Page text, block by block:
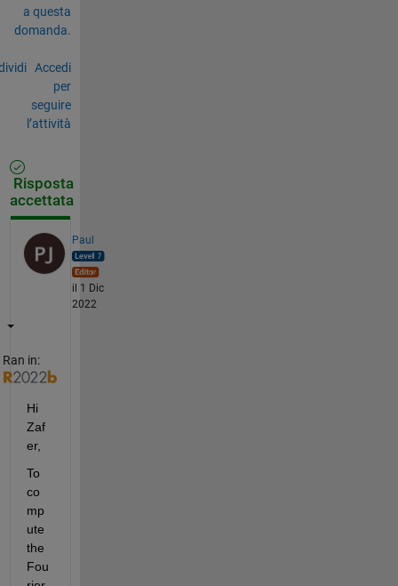
a questa
domanda.
Accedi
per
seguire
l’attività
Risposta
accettata
Paul
il 1 Dic
2022
Ran in:
Hi
Zaf
er,
To
co
mp
ute
the
Fou